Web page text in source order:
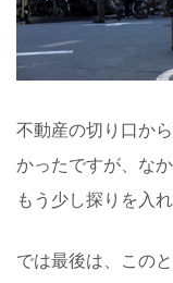
不動産の切り口か
かったですが、な
もう少し探りを入
では最後は、この